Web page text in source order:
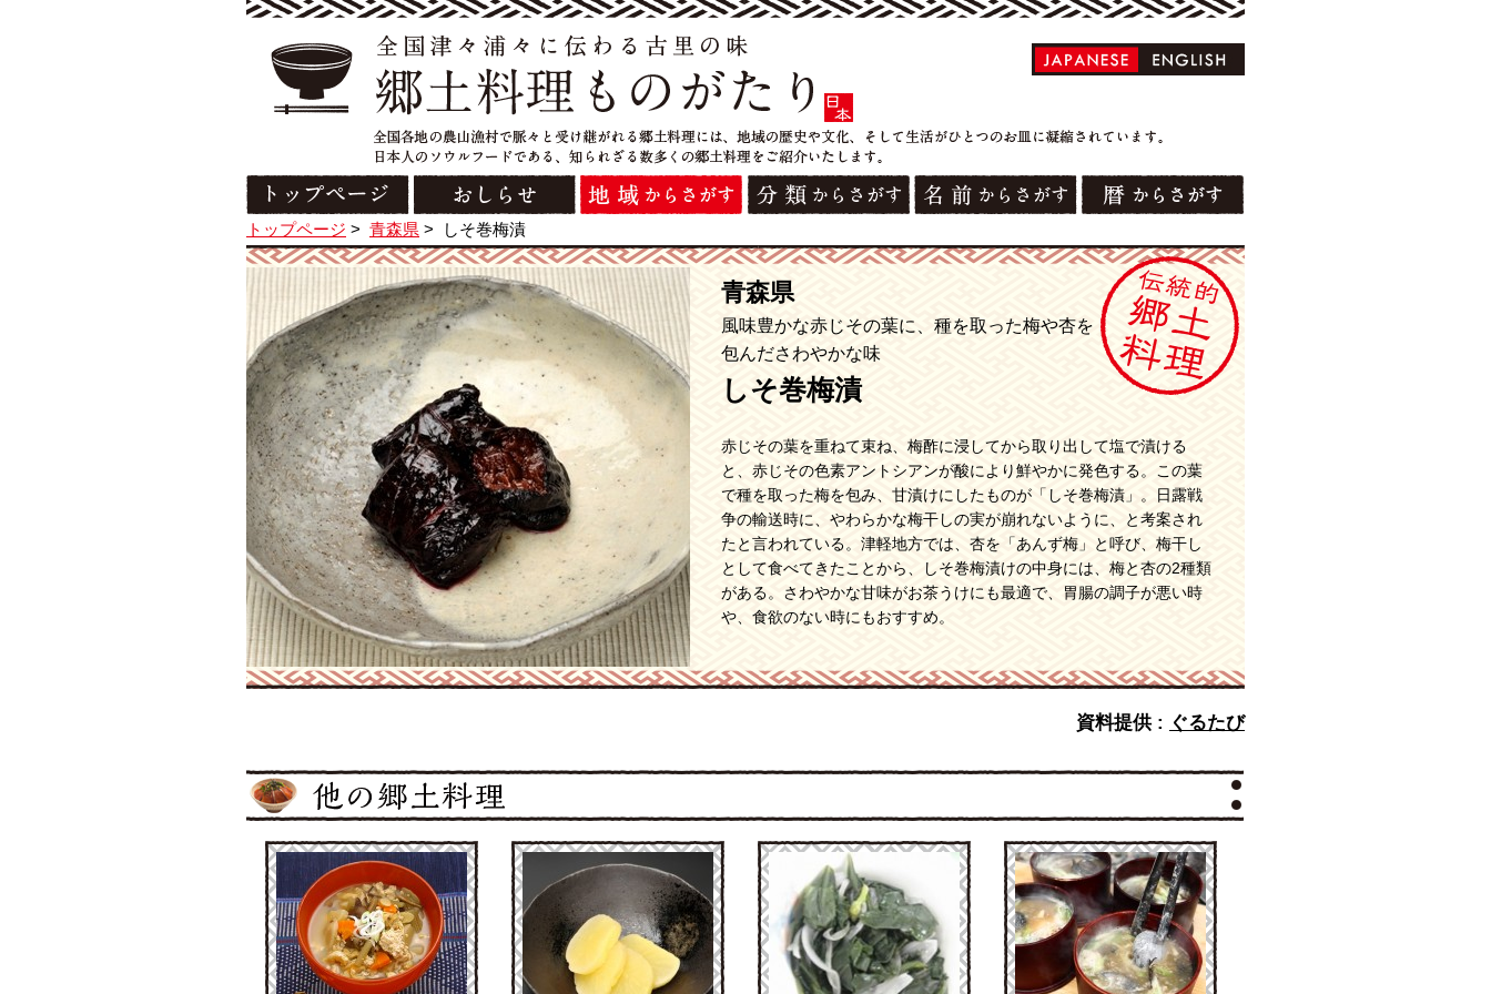
トップページ > 青森県 > しそ巻梅漬
青森県
風味豊かな赤じその葉に、種を取った梅や杏を
包んださわやかな味
しそ巻梅漬
赤じその葉を重ねて束ね、梅酢に浸してから取り出して塩で漬ける
と、赤じその色素アントシアンが酸により鮮やかに発色する。この葉
で種を取った梅を包み、甘漬けにしたものが「しそ巻梅漬」。日露戦
争の輸送時に、やわらかな梅干しの実が崩れないように、と考案され
たと言われている。津軽地方では、杏を「あんず梅」と呼び、梅干し
として食べてきたことから、しそ巻梅漬けの中身には、梅と杏の2種類
がある。さわやかな甘味がお茶うけにも最適で、胃腸の調子が悪い時
や、食欲のない時にもおすすめ。
資料提供 : ぐるたび